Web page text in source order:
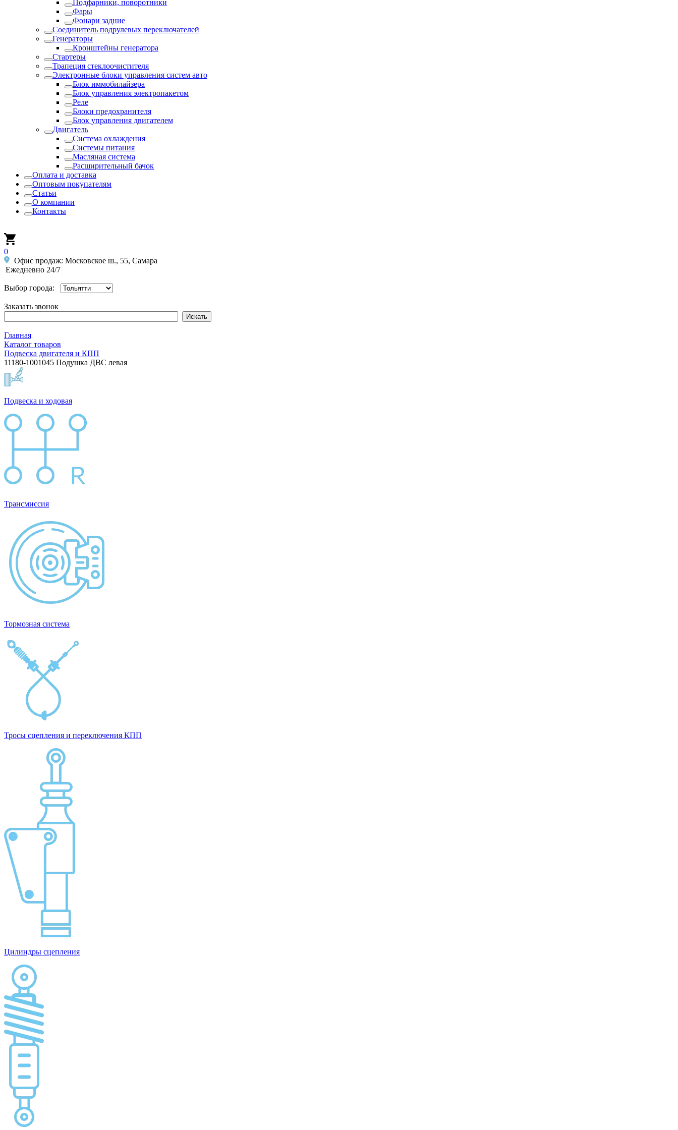
Подфарники, поворотники
Фары
Фонари задние
Соединитель подрулевых переключателей
Генераторы
Кронштейны генератора
Стартеры
Трапеция стеклоочистителя
Электронные блоки управления систем авто
Блок иммобилайзера
Блок управления электропакетом
Реле
Блоки предохранителя
Блок управления двигателем
Двигатель
Система охлаждения
Системы питания
Масляная система
Расширительный бачок
Оплата и доставка
Оптовым покупателям
Статьи
О компании
Контакты
0
Офис продаж: Московское ш., 55, Самара
Ежедневно 24/7
Выбор города:
Заказать звонок
Главная
Каталог товаров
Подвеска двигателя и КПП
11180-1001045 Подушка ДВС левая
Подвеска и ходовая
Трансмиссия
Тормозная система
Тросы сцепления и переключения КПП
Цилиндры сцепления